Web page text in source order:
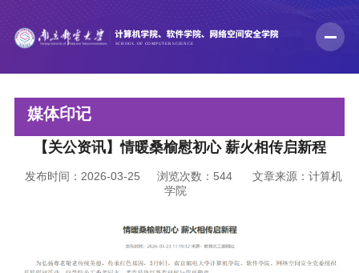
媒体印记
【关公资讯】情暖桑榆慰初心 薪火相传启新程
发布时间：2026-03-25 浏览次数： 544
文章来源：计算机
学院